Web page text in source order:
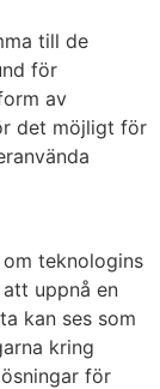
till de
för
av
det möjligt för
teknologins
uppnå en
kan ses som
kring
för